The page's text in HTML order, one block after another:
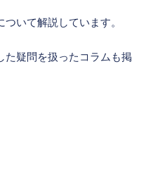
いて解説しています。
た疑問を扱ったコラムも掲